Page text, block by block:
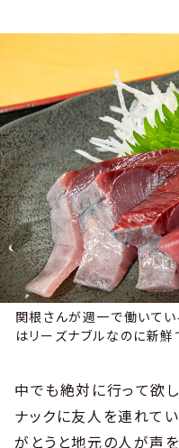
関根さんが週一で働いて
はリーズナブルなのに新鮮
中でも絶対に行って欲し
ナックに友人を連れて
がとうと地元の人が声